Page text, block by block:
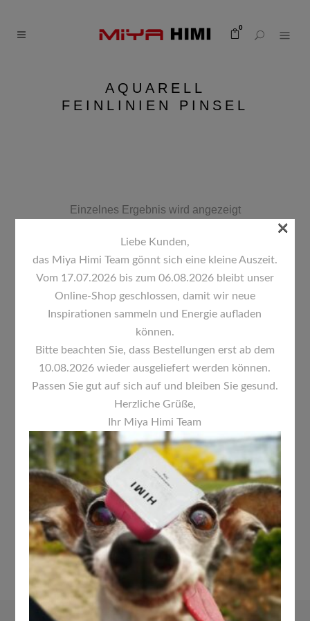
0
AQUARELL
FEINLINIEN PINSEL
Einzelnes Ergebnis wird angezeigt
Standardsortierung
HIMI MIYA DETAILPINSEL SET 5-
TEILIG
10,00€
Liebe Kunden,
das Miya Himi Team gönnt sich eine kleine Auszeit.
Vom 17.07.2026 bis zum 06.08.2026 bleibt unser
Online-Shop geschlossen, damit wir neue
Inspirationen sammeln und Energie aufladen
können.
Bitte beachten Sie, dass Bestellungen erst ab dem
10.08.2026 wieder ausgeliefert werden können.
Passen Sie gut auf sich auf und bleiben Sie gesund.
Herzliche Grüße,
Ihr Miya Himi Team
×